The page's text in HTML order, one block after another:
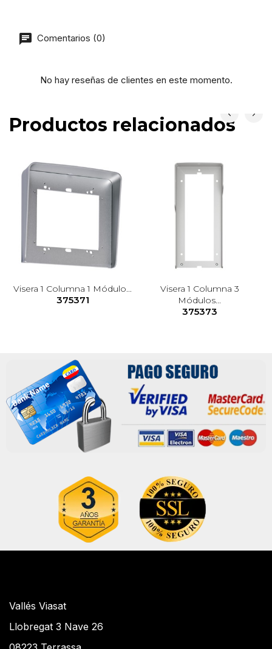
Comentarios (0)
No hay reseñas de clientes en este momento.
Productos relacionados
Visera 1 Columna 1 Módulo...
375371
Visera 1 Columna 3
Módulos...
375373
Vallés Viasat
Llobregat 3 Nave 26